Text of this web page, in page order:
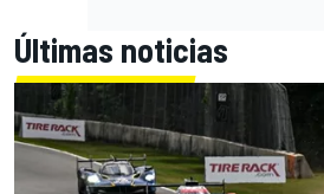
Últimas noticias